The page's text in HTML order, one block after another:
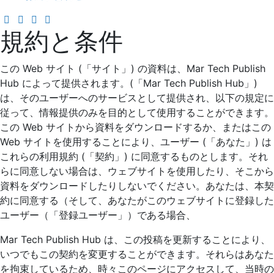
規約と条件
この Web サイト (「サイト」) の資料は、Mar Tech Publish
Hub によって提供されます。(「Mar Tech Publish Hub」)
は、そのユーザーへのサービスとして提供され、以下の規定に
従って、情報提供のみを目的として使用することができます。
この Web サイトから資料をダウンロードするか、またはこの
Web サイトを使用することにより、ユーザー (「あなた」) は
これらの利用規約 (「契約」) に同意するものとします。それ
らに同意しない場合は、ウェブサイトを使用したり、そこから
資料をダウンロードしたりしないでください。あなたは、本契
約に同意する（そして、あなたがこのウェブサイトに登録した
ユーザー（「登録ユーザー」）である場合、
Mar Tech Publish Hub は、この投稿を更新することにより、
いつでもこの契約を変更することができます。それらはあなた
を拘束しているため、時々このページにアクセスして、当時の